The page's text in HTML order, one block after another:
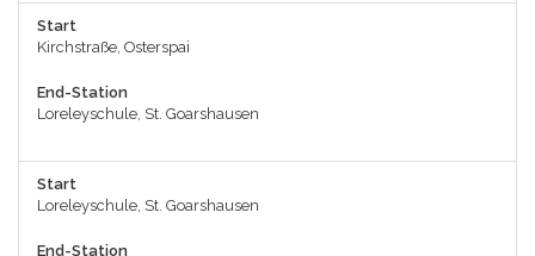
Start
Kirchstraße, Osterspai
End-Station
Loreleyschule, St. Goarshausen
Start
Loreleyschule, St. Goarshausen
End-Station